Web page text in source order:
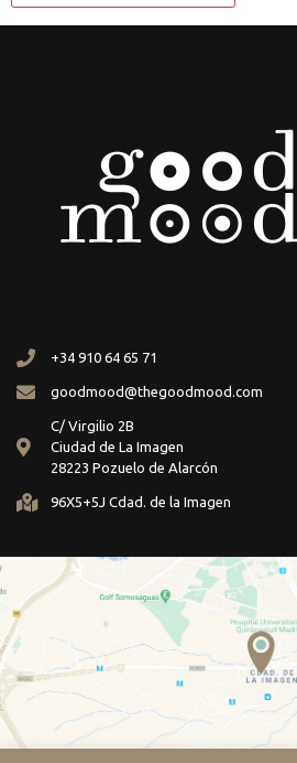
+34 910 64 65 71
goodmood@thegoodmood.com
C/ Virgilio 2B
Ciudad de La Imagen
28223 Pozuelo de Alarcón
96X5+5J Cdad. de la Imagen